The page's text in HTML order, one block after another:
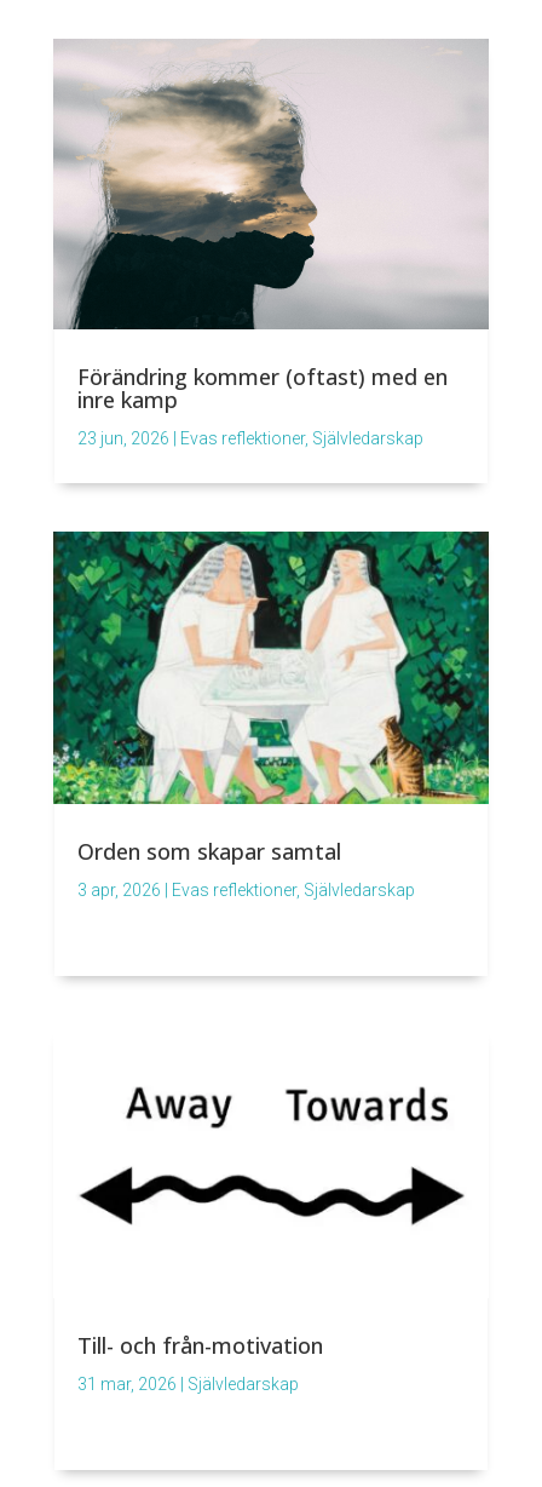
Förändring kommer (oftast) med en
inre kamp
23 jun, 2026 Evas reflektioner, Självledarskap
Orden som skapar samtal
3 apr, 2026 Evas reflektioner, Självledarskap
Till- och från-motivation
31 mar, 2026 Självledarskap